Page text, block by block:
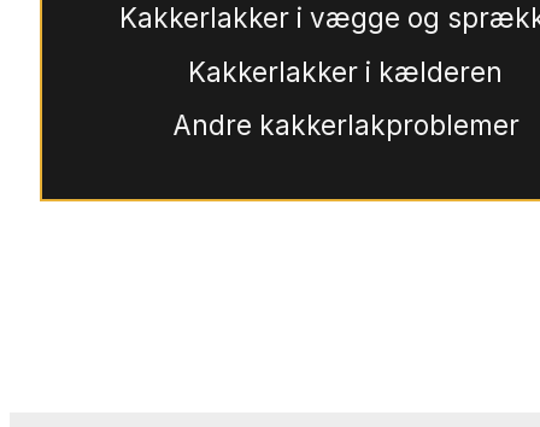
Kakkerlakker i vægge og
Kakkerlakker i kælderen
Andre kakkerlakproblemer